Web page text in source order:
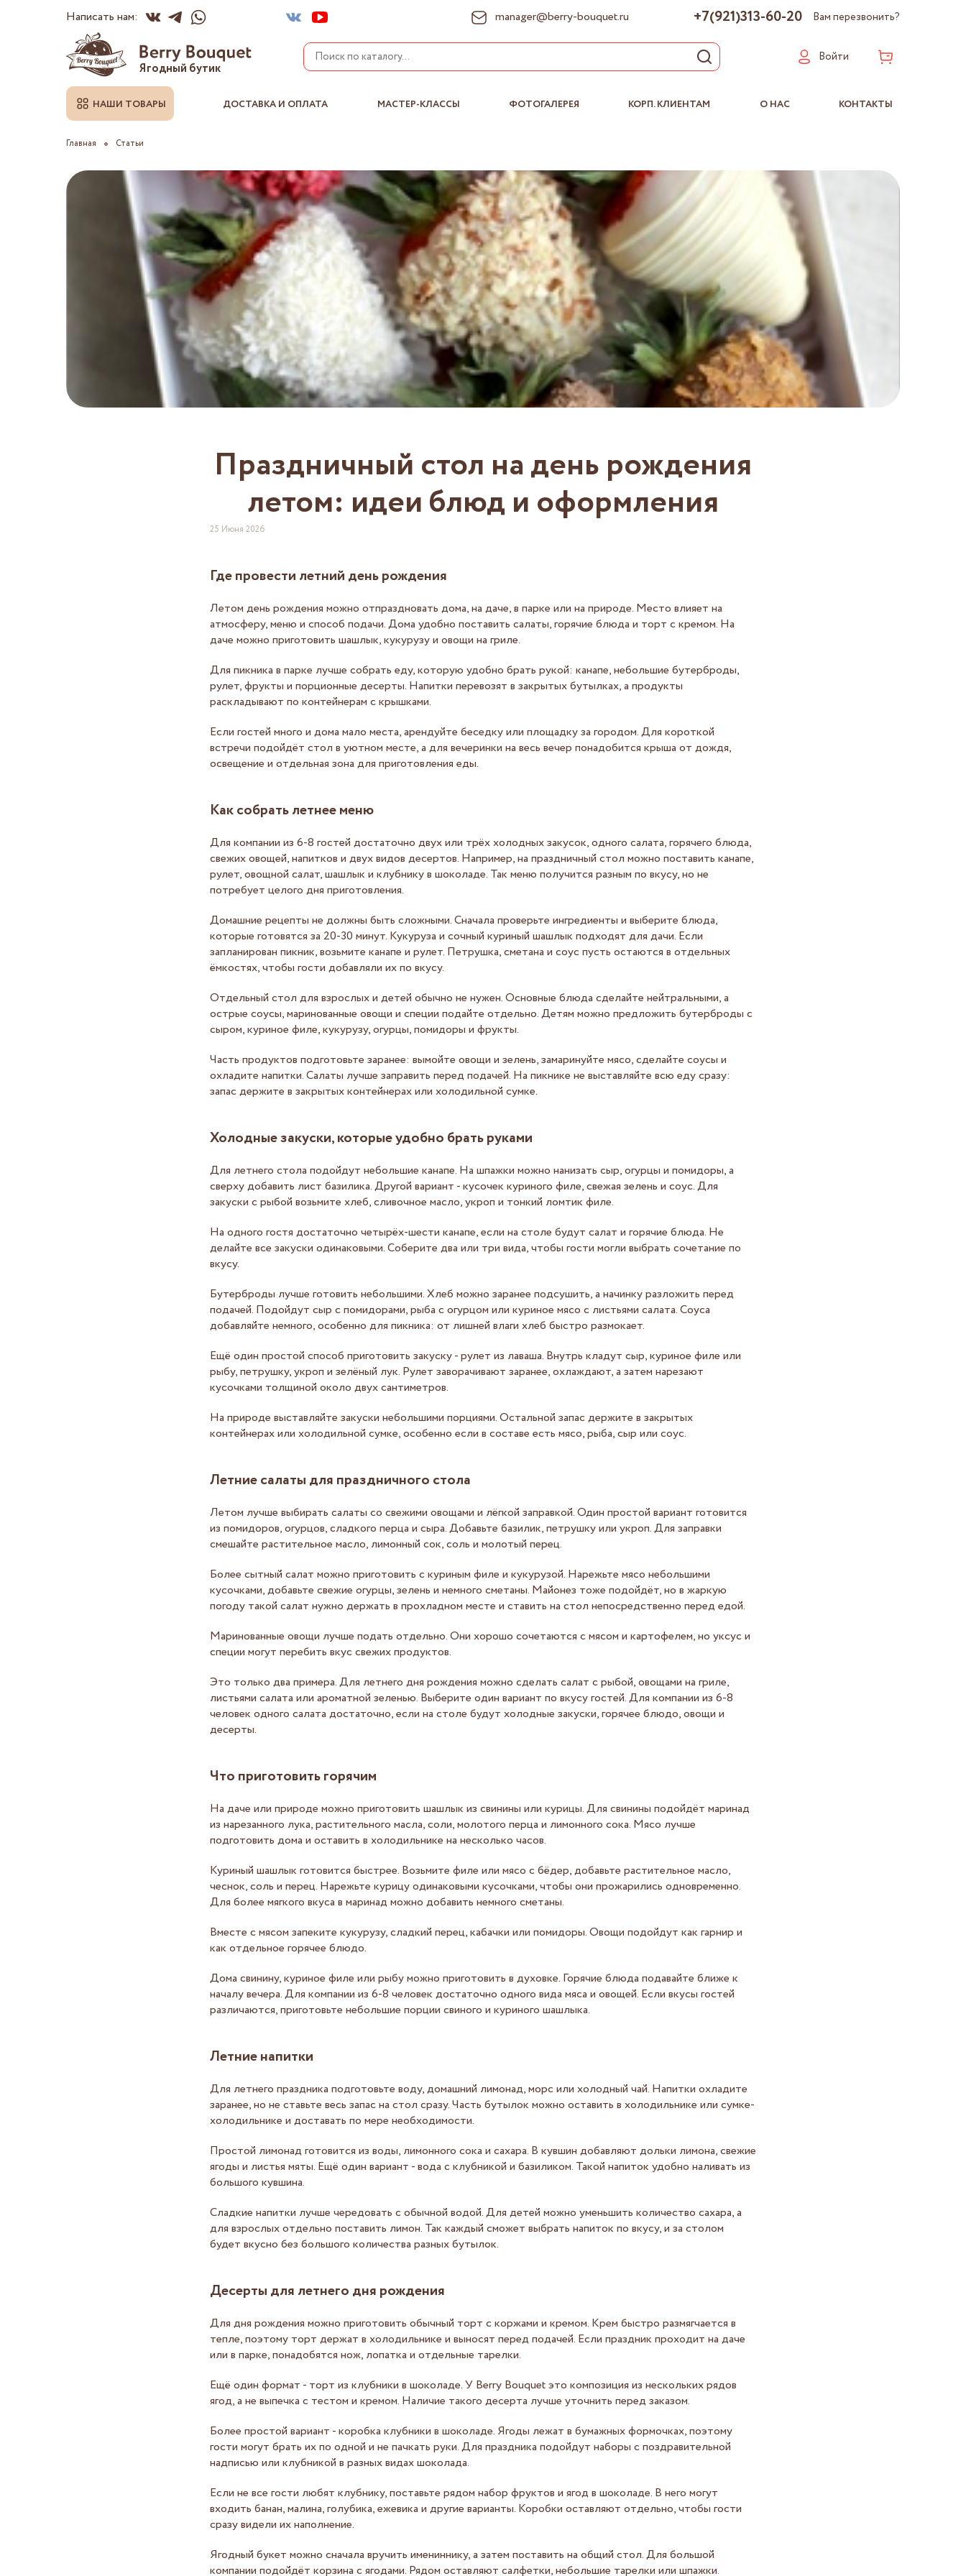
Написать нам: manager@berry-bouquet.ru +7(921)313-60-20 Вам перезвонить?
Ягодный бутик
Войти
НАШИ ТОВАРЫ ДОСТАВКА И ОПЛАТА МАСТЕР-КЛАССЫ ФОТОГАЛЕРЕЯ КОРП. КЛИЕНТАМ О НАС КОНТАКТЫ
Главная Статьи
Праздничный стол на день рождения
летом: идеи блюд и оформления
25 Июня 2026
Где провести летний день рождения
Летом день рождения можно отпраздновать дома, на даче, в парке или на природе. Место влияет на
атмосферу, меню и способ подачи. Дома удобно поставить салаты, горячие блюда и торт с кремом. На
даче можно приготовить шашлык, кукурузу и овощи на гриле.
Для пикника в парке лучше собрать еду, которую удобно брать рукой: канапе, небольшие бутерброды,
рулет, фрукты и порционные десерты. Напитки перевозят в закрытых бутылках, а продукты
раскладывают по контейнерам с крышками.
Если гостей много и дома мало места, арендуйте беседку или площадку за городом. Для короткой
встречи подойдёт стол в уютном месте, а для вечеринки на весь вечер понадобится крыша от дождя,
освещение и отдельная зона для приготовления еды.
Как собрать летнее меню
Для компании из 6-8 гостей достаточно двух или трёх холодных закусок, одного салата, горячего блюда,
свежих овощей, напитков и двух видов десертов. Например, на праздничный стол можно поставить канапе,
рулет, овощной салат, шашлык и клубнику в шоколаде. Так меню получится разным по вкусу, но не
потребует целого дня приготовления.
Домашние рецепты не должны быть сложными. Сначала проверьте ингредиенты и выберите блюда,
которые готовятся за 20-30 минут. Кукуруза и сочный куриный шашлык подходят для дачи. Если
запланирован пикник, возьмите канапе и рулет. Петрушка, сметана и соус пусть остаются в отдельных
ёмкостях, чтобы гости добавляли их по вкусу.
Отдельный стол для взрослых и детей обычно не нужен. Основные блюда сделайте нейтральными, а
острые соусы, маринованные овощи и специи подайте отдельно. Детям можно предложить бутерброды с
сыром, куриное филе, кукурузу, огурцы, помидоры и фрукты.
Часть продуктов подготовьте заранее: вымойте овощи и зелень, замаринуйте мясо, сделайте соусы и
охладите напитки. Салаты лучше заправить перед подачей. На пикнике не выставляйте всю еду сразу:
запас держите в закрытых контейнерах или холодильной сумке.
Холодные закуски, которые удобно брать руками
Для летнего стола подойдут небольшие канапе. На шпажки можно нанизать сыр, огурцы и помидоры, а
сверху добавить лист базилика. Другой вариант - кусочек куриного филе, свежая зелень и соус. Для
закуски с рыбой возьмите хлеб, сливочное масло, укроп и тонкий ломтик филе.
На одного гостя достаточно четырёх-шести канапе, если на столе будут салат и горячие блюда. Не
делайте все закуски одинаковыми. Соберите два или три вида, чтобы гости могли выбрать сочетание по
вкусу.
Бутерброды лучше готовить небольшими. Хлеб можно заранее подсушить, а начинку разложить перед
подачей. Подойдут сыр с помидорами, рыба с огурцом или куриное мясо с листьями салата. Соуса
добавляйте немного, особенно для пикника: от лишней влаги хлеб быстро размокает.
Ещё один простой способ приготовить закуску - рулет из лаваша. Внутрь кладут сыр, куриное филе или
рыбу, петрушку, укроп и зелёный лук. Рулет заворачивают заранее, охлаждают, а затем нарезают
кусочками толщиной около двух сантиметров.
На природе выставляйте закуски небольшими порциями. Остальной запас держите в закрытых
контейнерах или холодильной сумке, особенно если в составе есть мясо, рыба, сыр или соус.
Летние салаты для праздничного стола
Летом лучше выбирать салаты со свежими овощами и лёгкой заправкой. Один простой вариант готовится
из помидоров, огурцов, сладкого перца и сыра. Добавьте базилик, петрушку или укроп. Для заправки
смешайте растительное масло, лимонный сок, соль и молотый перец.
Более сытный салат можно приготовить с куриным филе и кукурузой. Нарежьте мясо небольшими
кусочками, добавьте свежие огурцы, зелень и немного сметаны. Майонез тоже подойдёт, но в жаркую
погоду такой салат нужно держать в прохладном месте и ставить на стол непосредственно перед едой.
Маринованные овощи лучше подать отдельно. Они хорошо сочетаются с мясом и картофелем, но уксус и
специи могут перебить вкус свежих продуктов.
Это только два примера. Для летнего дня рождения можно сделать салат с рыбой, овощами на гриле,
листьями салата или ароматной зеленью. Выберите один вариант по вкусу гостей. Для компании из 6-8
человек одного салата достаточно, если на столе будут холодные закуски, горячее блюдо, овощи и
десерты.
Что приготовить горячим
На даче или природе можно приготовить шашлык из свинины или курицы. Для свинины подойдёт маринад
из нарезанного лука, растительного масла, соли, молотого перца и лимонного сока. Мясо лучше
подготовить дома и оставить в холодильнике на несколько часов.
Куриный шашлык готовится быстрее. Возьмите филе или мясо с бёдер, добавьте растительное масло,
чеснок, соль и перец. Нарежьте курицу одинаковыми кусочками, чтобы они прожарились одновременно.
Для более мягкого вкуса в маринад можно добавить немного сметаны.
Вместе с мясом запеките кукурузу, сладкий перец, кабачки или помидоры. Овощи подойдут как гарнир и
как отдельное горячее блюдо.
Дома свинину, куриное филе или рыбу можно приготовить в духовке. Горячие блюда подавайте ближе к
началу вечера. Для компании из 6-8 человек достаточно одного вида мяса и овощей. Если вкусы гостей
различаются, приготовьте небольшие порции свиного и куриного шашлыка.
Летние напитки
Для летнего праздника подготовьте воду, домашний лимонад, морс или холодный чай. Напитки охладите
заранее, но не ставьте весь запас на стол сразу. Часть бутылок можно оставить в холодильнике или сумке-
холодильнике и доставать по мере необходимости.
Простой лимонад готовится из воды, лимонного сока и сахара. В кувшин добавляют дольки лимона, свежие
ягоды и листья мяты. Ещё один вариант - вода с клубникой и базиликом. Такой напиток удобно наливать из
большого кувшина.
Сладкие напитки лучше чередовать с обычной водой. Для детей можно уменьшить количество сахара, а
для взрослых отдельно поставить лимон. Так каждый сможет выбрать напиток по вкусу, и за столом
будет вкусно без большого количества разных бутылок.
Десерты для летнего дня рождения
Для дня рождения можно приготовить обычный торт с коржами и кремом. Крем быстро размягчается в
тепле, поэтому торт держат в холодильнике и выносят перед подачей. Если праздник проходит на даче
или в парке, понадобятся нож, лопатка и отдельные тарелки.
Ещё один формат - торт из клубники в шоколаде. У Berry Bouquet это композиция из нескольких рядов
ягод, а не выпечка с тестом и кремом. Наличие такого десерта лучше уточнить перед заказом.
Более простой вариант - коробка клубники в шоколаде. Ягоды лежат в бумажных формочках, поэтому
гости могут брать их по одной и не пачкать руки. Для праздника подойдут наборы с поздравительной
надписью или клубникой в разных видах шоколада.
Если не все гости любят клубнику, поставьте рядом набор фруктов и ягод в шоколаде. В него могут
входить банан, малина, голубика, ежевика и другие варианты. Коробки оставляют отдельно, чтобы гости
сразу видели их наполнение.
Ягодный букет можно сначала вручить имениннику, а затем поставить на общий стол. Для большой
компании подойдёт корзина с ягодами. Рядом оставляют салфетки, небольшие тарелки или шпажки.